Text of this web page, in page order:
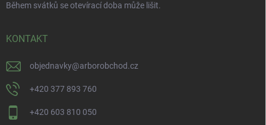
Během svátků se otevírací doba může lišit.
KONTAKT
objednavky@arborobchod.cz
+420 377 893 760
+420 603 810 050